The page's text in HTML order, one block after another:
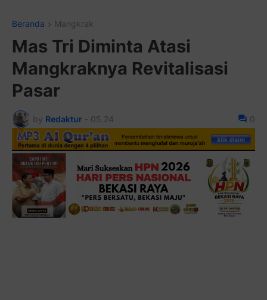
Beranda Mangkrak
Mas Tri Diminta Atasi
Mangkraknya Revitalisasi
Pasar
by Redaktur - 05.24 0